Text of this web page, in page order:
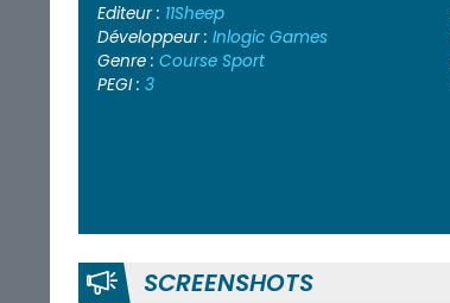
Editeur : 11Sheep
Développeur : Inlogic Games
Genre : Course Sport
PEGI : 3
SCREENSHOTS